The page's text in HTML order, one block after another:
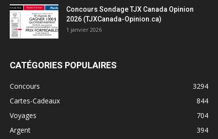
Concours Sondage TJX Canada Opinion
2026 (TJXCanada-Opinion.ca)
1 janvier 2026
CATÉGORIES POPULAIRES
Concours
3294
Cartes-Cadeaux
844
Voyages
704
Argent
394